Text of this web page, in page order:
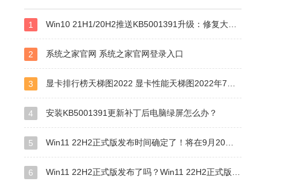
1 Win10 21H1/20H2推送KB5001391升级：修复大量BUG！
2 系统之家官网 系统之家官网登录入口
3 显卡排行榜天梯图2022 显卡性能天梯图2022年7月版
4 安装KB5001391更新补丁后电脑绿屏怎么办？
5 Win11 22H2正式版发布时间确定了！将在9月20日推送更新！
6 Win11 22H2正式版发布了吗？Win11 22H2正式版什么时候发布？